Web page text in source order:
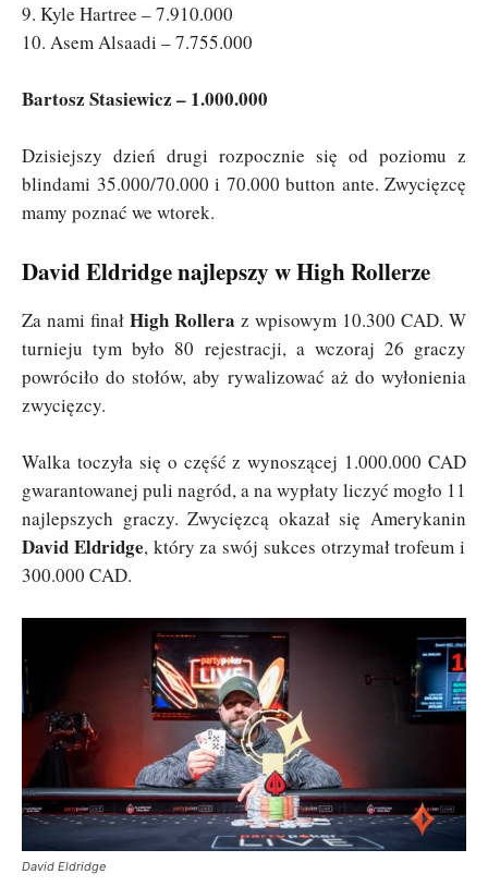
9. Kyle Hartree – 7.910.000
10. Asem Alsaadi – 7.755.000
Bartosz Stasiewicz – 1.000.000
Dzisiejszy dzień drugi rozpocznie się od poziomu z
blindami 35.000/70.000 i 70.000 button ante. Zwycięzcę
mamy poznać we wtorek.
David Eldridge najlepszy w High Rollerze
Za nami finał High Rollera z wpisowym 10.300 CAD. W
turnieju tym było 80 rejestracji, a wczoraj 26 graczy
powróciło do stołów, aby rywalizować aż do wyłonienia
zwycięzcy.
Walka toczyła się o część z wynoszącej 1.000.000 CAD
gwarantowanej puli nagród, a na wypłaty liczyć mogło 11
najlepszych graczy. Zwycięzcą okazał się Amerykanin
David Eldridge, który za swój sukces otrzymał trofeum i
300.000 CAD.
David Eldridge